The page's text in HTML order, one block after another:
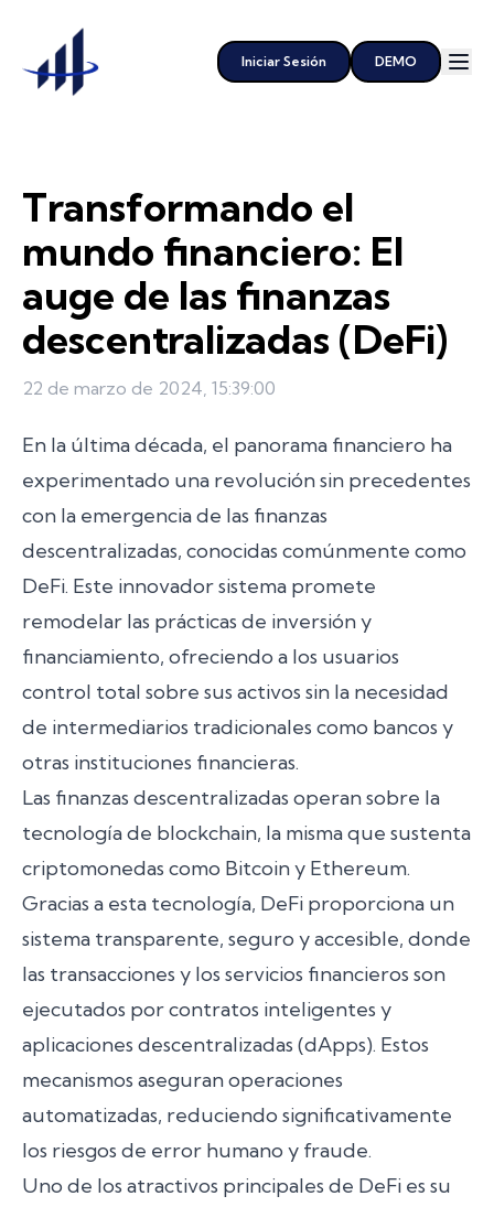
Iniciar Sesión DEMO
Transformando el
mundo financiero: El
auge de las finanzas
descentralizadas (DeFi)
22 de marzo de 2024, 15:39:00
En la última década, el panorama financiero ha
experimentado una revolución sin precedentes
con la emergencia de las finanzas
descentralizadas, conocidas comúnmente como
DeFi. Este innovador sistema promete
remodelar las prácticas de inversión y
financiamiento, ofreciendo a los usuarios
control total sobre sus activos sin la necesidad
de intermediarios tradicionales como bancos y
otras instituciones financieras.
Las finanzas descentralizadas operan sobre la
tecnología de blockchain, la misma que sustenta
criptomonedas como Bitcoin y Ethereum.
Gracias a esta tecnología, DeFi proporciona un
sistema transparente, seguro y accesible, donde
las transacciones y los servicios financieros son
ejecutados por contratos inteligentes y
aplicaciones descentralizadas (dApps). Estos
mecanismos aseguran operaciones
automatizadas, reduciendo significativamente
los riesgos de error humano y fraude.
Uno de los atractivos principales de DeFi es su